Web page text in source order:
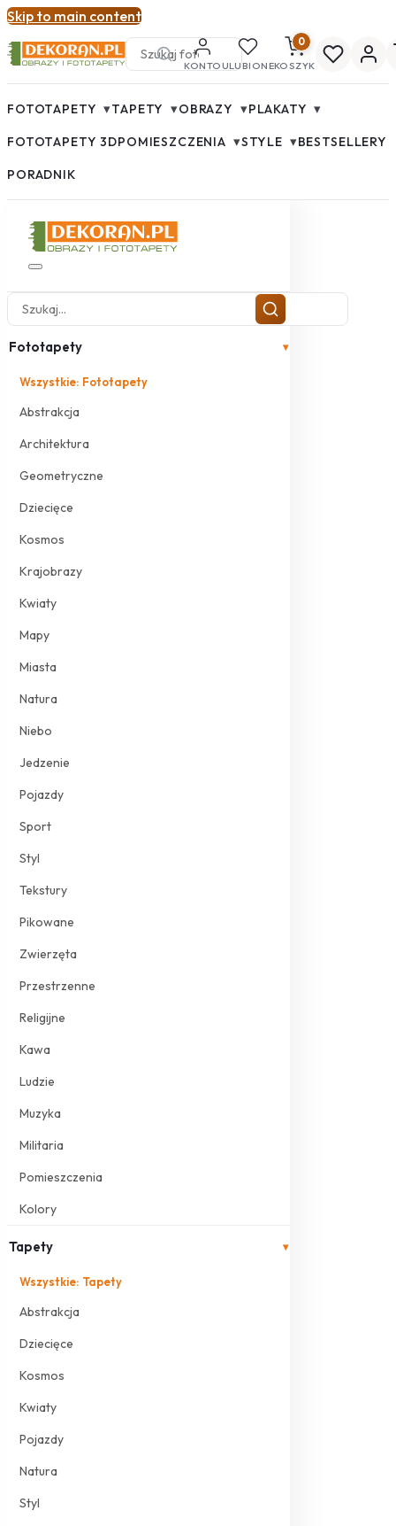
Skip to main content
KONTOULUBIONE
0
KOSZYK
FOTOTAPETY ▾TAPETY ▾OBRAZY ▾PLAKATY ▾
FOTOTAPETY 3DPOMIESZCZENIA ▾STYLE ▾BESTSELLERY
PORADNIK
Fototapety ▾
Wszystkie: Fototapety
Abstrakcja
Architektura
Geometryczne
Dziecięce
Kosmos
Krajobrazy
Kwiaty
Mapy
Miasta
Natura
Niebo
Jedzenie
Pojazdy
Sport
Styl
Tekstury
Pikowane
Zwierzęta
Przestrzenne
Religijne
Kawa
Ludzie
Muzyka
Militaria
Pomieszczenia
Kolory
Tapety ▾
Wszystkie: Tapety
Abstrakcja
Dziecięce
Kosmos
Kwiaty
Pojazdy
Natura
Styl